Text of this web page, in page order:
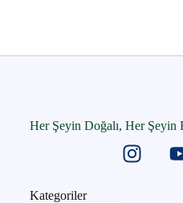
Her Şeyin Doğalı, Her Şeyin
Kategoriler